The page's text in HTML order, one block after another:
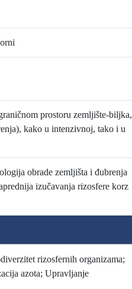
prostoru zemljište-biljka,
kako u intenzivnoj, tako i u
obrade zemljišta i đubrenja
izučavanja rizosfere korz
rizosfernih organizama;
azota; Upravljanje